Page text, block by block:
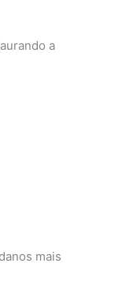
a
mais